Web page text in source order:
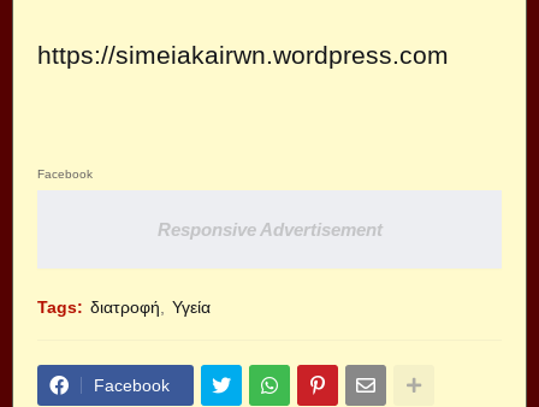
https://simeiakairwn.wordpress.com
Facebook
Responsive Advertisement
Tags: διατροφή Υγεία
Facebook